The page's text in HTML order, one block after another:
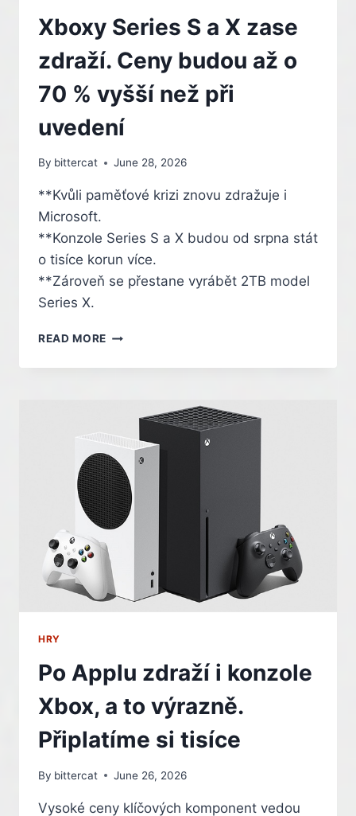
XBOX
ČEKAJÍ
DALŠÍ
ROZSÁHLÉ
ŠKRTY.
OHROŽENO
STUDIÍ
INDIAN
Xboxy Series S a X zase
zdraží. Ceny budou až o
70 % vyšší než při
uvedení
By bittercat June 28, 2026
**Kvůli paměťové krizi znovu zdražuje i
Microsoft.
**Konzole Series S a X budou od srpna stát
o tisíce korun více.
**Zároveň se přestane vyrábět 2TB model
Series X.
READ MORE XBOXY
S
ZDRAŽÍ.
CENY
BUDOU
AŽ
O
70
VYŠŠÍ
NEŽ
PŘI
UVEDENÍ
HRY
Po Applu zdraží i konzole
Xbox, a to výrazně.
Připlatíme si tisíce
By bittercat June 26, 2026
Vysoké ceny klíčových komponent vedou